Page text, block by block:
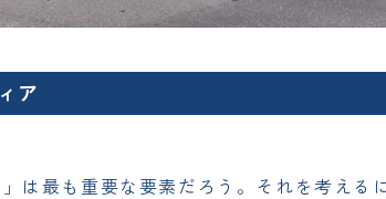
ア
は最も重要な要素だろう。それを考える